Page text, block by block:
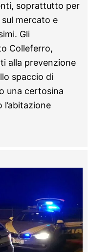
soprattutto per
mercato e
Gli
Colleferro,
alla prevenzione
spaccio di
una certosina